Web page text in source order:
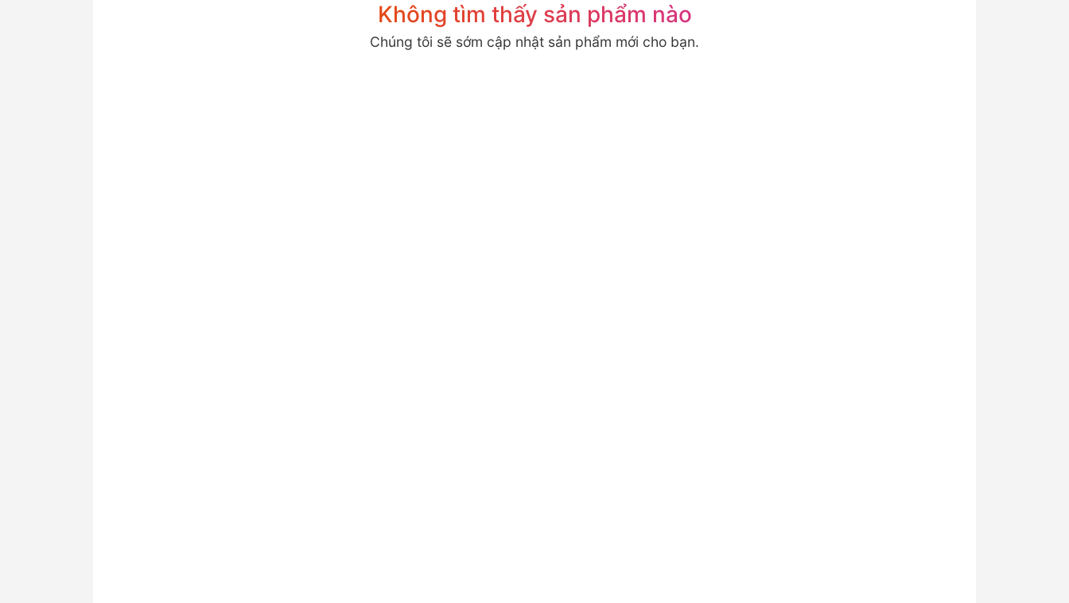
Không tìm thấy sản phẩm nào
Chúng tôi sẽ sớm cập nhật sản phẩm mới cho bạn.